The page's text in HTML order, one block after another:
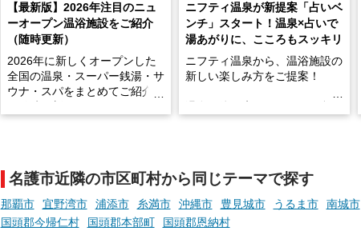
【最新版】2026年注目のニュ
ーオープン温浴施設をご紹介
（随時更新）
2026年に新しくオープンした
全国の温泉・スーパー銭湯・サ
ウナ・スパをまとめてご紹介！
います。
現地取材記事もあわせて紹介し
ていますので、気になる施設は
ぜひチェックして次のおでかけ
ニフティ温泉が新提案「占いベ
ンチ」スタート！温泉×占いで
湯あがりに、こころもスッキリ
ニフティ温泉から、温浴施設の
新しい楽しみ方をご提案！
手相やタロットなど気軽に楽し
める占いで、“ととのう”おふろ
時間を、もっと特別に。
名護市近隣の市区町村から同じテーマで探す
那覇市 宜野湾市 浦添市 糸満市 沖縄市 豊見城市 うるま市 南城市
国頭郡今帰仁村
国頭郡本部町 国頭郡恩納村